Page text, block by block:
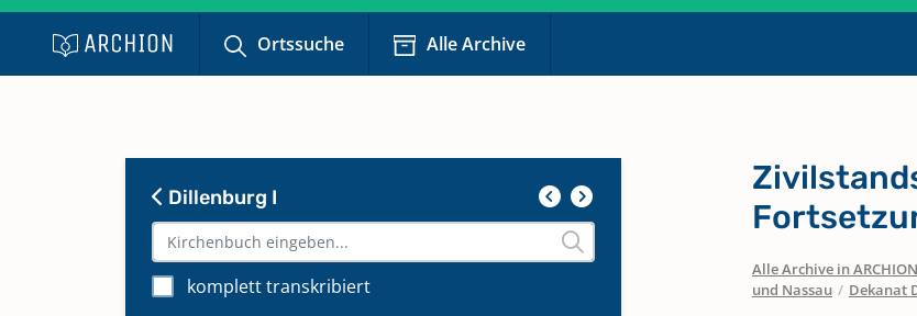
Ortssuche Alle Archive
Dillenburg I
komplett transkribiert
Zivilstandsregister, Geburten
Fortsetzung 1810-1810,
Zivilstandsregister, Heiraten
Fortsetzung 1810-1810,
Fortsetzung 1810-1810
Alle Archive in ARCHION
und Nassau / Dekanat